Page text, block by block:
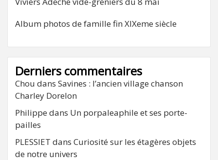
Album photos de famille fin XIXeme siècle
Derniers commentaires
Chou dans Savines : l’ancien village chanson
Charley Dorelon
Philippe dans Un porpaleaphile et ses porte-
pailles
PLESSIET dans Curiosité sur les étagères objets
de notre univers